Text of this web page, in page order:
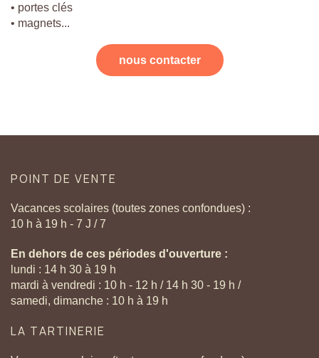
• portes clés
• magnets...
nous contacter
POINT DE VENTE
Vacances scolaires (toutes zones confondues) :
10 h à 19 h - 7 J / 7
En dehors de ces périodes d'ouverture :
lundi : 14 h 30 à 19 h
mardi à vendredi : 10 h - 12 h / 14 h 30 - 19 h /
samedi, dimanche : 10 h à 19 h
LA TARTINERIE